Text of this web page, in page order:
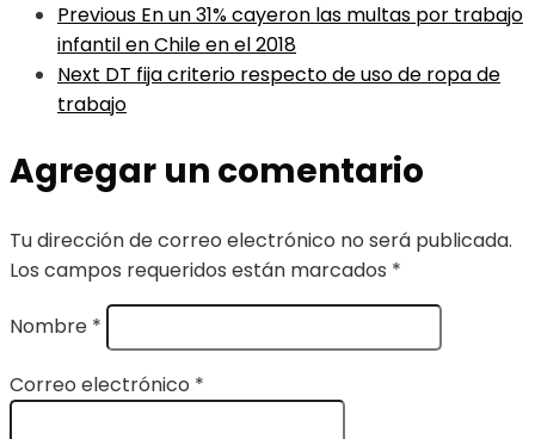
Previous En un 31% cayeron las multas por trabajo
infantil en Chile en el 2018
Next DT fija criterio respecto de uso de ropa de
trabajo
Agregar un comentario
Tu dirección de correo electrónico no será publicada.
Los campos requeridos están marcados *
Nombre *
Correo electrónico *